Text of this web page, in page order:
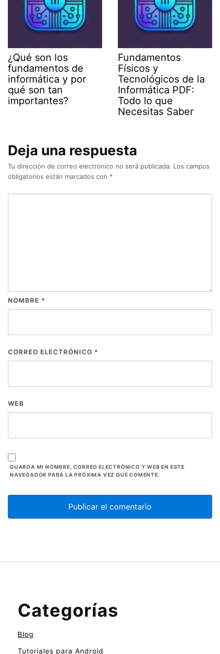
¿Qué son los
fundamentos de
informática y por
qué son tan
importantes?
Fundamentos
Físicos y
Tecnológicos de la
Informática PDF:
Todo lo que
Necesitas Saber
Deja una respuesta
Tu dirección de correo electrónico no será publicada. Los campos
obligatorios están marcados con *
NOMBRE *
CORREO ELECTRÓNICO *
WEB
GUARDA MI NOMBRE, CORREO ELECTRÓNICO Y WEB EN ESTE
NAVEGADOR PARA LA PRÓXIMA VEZ QUE COMENTE.
Categorías
Blog
Tutoriales para Android